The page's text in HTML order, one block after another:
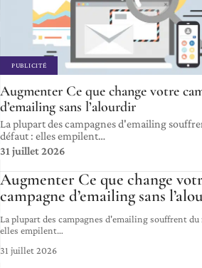
PUBLICITÉ
Augmenter Ce que change votre
d’emailing sans l’alourdir
La plupart des campagnes d'emailing
défaut : elles empilent…
31 juillet 2026
Augmenter Ce que change
campagne d’emailing sans
La plupart des campagnes d'emailing souffrent du
elles empilent…
31 juillet 2026